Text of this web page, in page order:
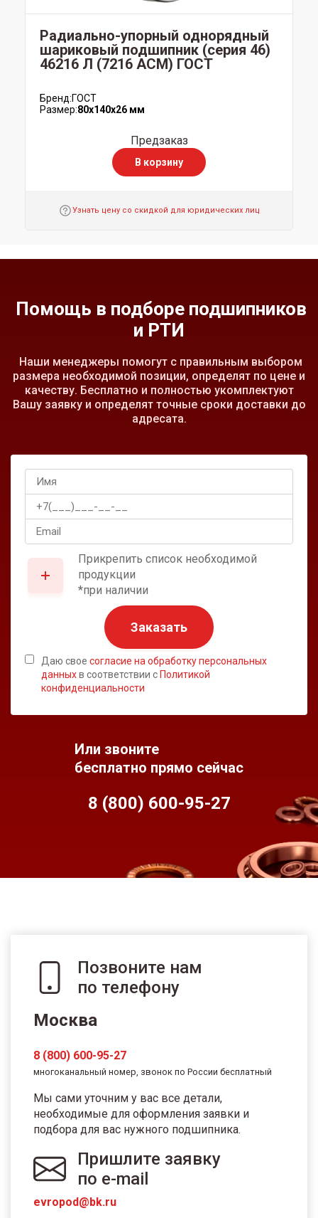
Радиально-упорный однорядный
шариковый подшипник (серия 46)
46216 Л (7216 ACМ) ГОСТ
Бренд:ГОСТ
Размер:80x140x26 мм
Предзаказ
В корзину
Узнать цену со скидкой для юридических лиц
Помощь в подборе подшипников
и РТИ
Наши менеджеры помогут с правильным выбором
размера необходимой позиции, определят по цене и
качеству. Бесплатно и полностью укомплектуют
Вашу заявку и определят точные сроки доставки до
адресата.
Прикрепить список необходимой
продукции
*при наличии
Заказать
Даю свое согласие на обработку персональных
данныхв соответствии с Политикой
конфиденциальности
Или звоните
бесплатно прямо сейчас
8 (800) 600-95-27
Позвоните нам
по телефону
Москва
8 (800) 600-95-27
многоканальный номер, звонок по России бесплатный
Мы сами уточним у вас все детали,
необходимые для оформления заявки и
подбора для вас нужного подшипника.
Пришлите заявку
по e-mail
evropod@bk.ru